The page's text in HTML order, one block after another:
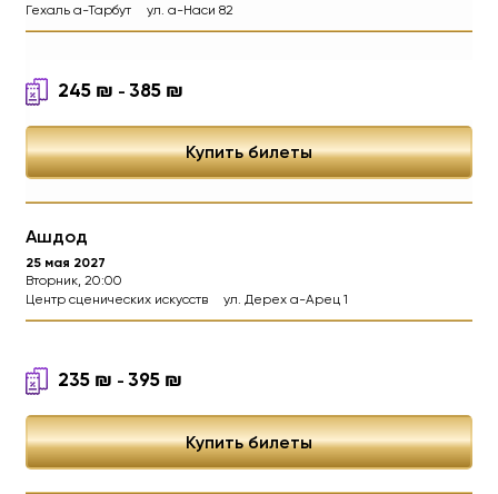
Гехаль а-Тарбут
ул. а-Наси 82
245 ₪ - 385 ₪
Купить билеты
Ашдод
25 мая 2027
Вторник, 20:00
Центр сценических искусств
ул. Дерех а-Арец 1
235 ₪ - 395 ₪
Купить билеты